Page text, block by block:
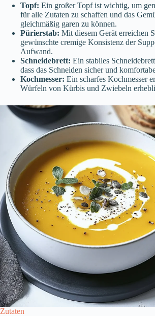
Topf: Ein großer Topf ist wichtig, um
für alle Zutaten zu schaffen und das
gleichmäßig garen zu können.
Pürierstab: Mit diesem Gerät erreichen
gewünschte cremige Konsistenz der
Aufwand.
Schneidebrett: Ein stabiles
dass das Schneiden sicher und
Kochmesser: Ein scharfes Kochmesser
Würfeln von Kürbis und Zwiebeln
Zutaten